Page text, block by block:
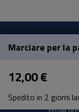
Marciare per la
12,00 €
Spedito in 2 giorni
tel.+39
email